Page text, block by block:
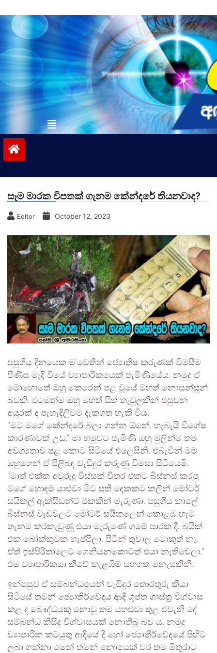
to
contentvinivida.lk
සෑම මාරක විපතක් ගැනම කේන්දරේ තියනවාද?
Editor October 12, 2023
පසුගිය දිනයෙක ම’වෙතින් ජ්‍යොතිෂ කරුණක් විමසීම
පිණිස මැදි වියේ ව්‍යාපාරිකයෙක් පැමිණියේය. නමුදු ඒ
මොහොතේ ඔහු කෙරෙන් පළ වූයේ මහත් නොසන්සුන්
බවකි. එමෙන්ම ඔහු මහත් සිත් තැවුලකින් පසුවන
අයුරක් ද පැහැදිලිවම දැකගත හැකි විය.
“මට මගේ කේන්දරේ බලා ගන්න ඕනේ. හැබැයි විශේෂ
කාරණාවක් උඩ.” මා හමුවට පැමිණි ඔහු මුලින්ම තම
අවශ්‍යතාව පළ කොට සිටියේ එලෙසිනි. එබැවින් මම
ඔහුගෙන් ඒ පිළිබඳ වැඩිදුර කරුණු විමසා සිටියෙමි.
“මාත් එක්ක අවුරුදු විස්සක් විතර එකට බිස්නස් කරපු
මගේ හොඳම යාළුවා මීට සති දෙකකට කලින් මෝටර්
සයිකල් ඇක්සිඩන්ට් එකකින් මැරුණා. පසුගිය කාලේ
බිස්නස් වැඩවලට මෝටර් සයිකලෙන් කොළඹ හැම
තැනම කරකැවුණු එයා මැරුණේ ගමේ පාරක දී. බයික්
එක බෝක්කුවක හැප්පිලා. පිටින් තුවාල මොකුත් නෑ.
ඒත් ඉස්පිරිතාලෙට ගෙනියනකොටත් එයා නැතිවෙලා.”
එම ව්‍යාපාරිකයා කීවේ කැළඹීම් සහගත මනැසකිනි.
ඉන්පසුව ඒ සම්බන්ධයෙන් වැඩිදුර තොරතුරු කියා
සිටියේ තමන් ජ්‍යොතීර්වේදය ආදී ගුප්ත ශාස්ත්‍ර විශ්වාස
කළ ද බෞද්ධයකු නොවූ තම යහළුවා තුළ එවැනි දේ
සම්බන්ධ කිසිදු විශ්වාසයක් නොතිබූ බව ය. නමුදු
ව්‍යාපාරික කටයුතු ආදියේ දී හෝ ජ්‍යොතීර්වේදයේ පිහිට
ලබා ගන්නා මෙන් තමන් නොයෙක් වර තම මිතුරාට